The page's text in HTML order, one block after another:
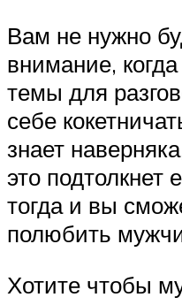
Вам не нужно
внимание,
темы для
себе
знает
это подтолкнет
тогда и вы
полюбить
Хотите чтобы